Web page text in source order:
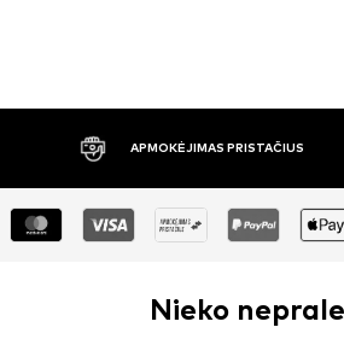
APMOKĖJIMAS PRISTAČIUS
Nieko